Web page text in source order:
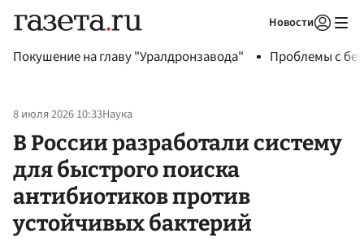
Новости
Покушение на главу "Уралдронзавода" Проблемы с
8 июля 2026 10:33Наука
В России разработали систему
для быстрого поиска
антибиотиков против
устойчивых бактерий